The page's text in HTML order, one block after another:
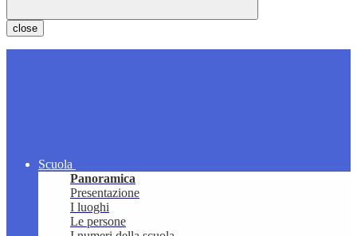
close
Scuola
Panoramica
Presentazione
I luoghi
Le persone